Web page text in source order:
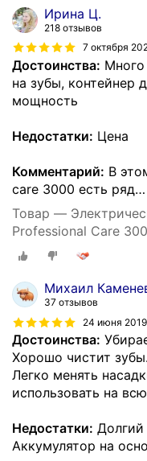
Ирина Ц.
218 отзывов
7 октября
Достоинства: Много
на зубы, контейнер
мощность
Недостатки: Цена
Комментарий: В
care 3000 есть ряд…
Товар —
Professional Care
Михаил
37 отзывов
24 июня 2019
Достоинства:
Хорошо чистит зубы.
Легко менять
использовать на
Недостатки: Долгий
Аккумулятор на